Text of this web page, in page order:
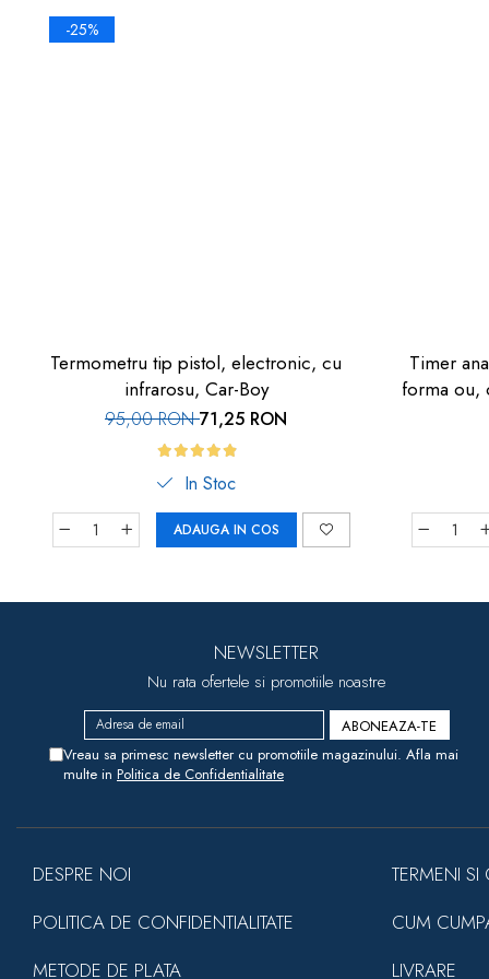
-25%
Termometru tip pistol, electronic, cu
infrarosu, Car-Boy
95,00 RON71,25 RON
In Stoc
ADAUGA IN COS
Timer
forma ou,
NEWSLETTER
Nu rata ofertele si promotiile noastre
Vreau sa primesc newsletter cu promotiile magazinului. Afla mai
multe in Politica de Confidentialitate
DESPRE NOI
POLITICA DE CONFIDENTIALITATE
METODE DE PLATA
TERMENI SI
CUM
LIVRARE